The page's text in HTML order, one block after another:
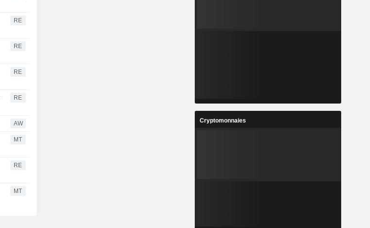
RE
RE
RE
RE
AW
MT
RE
MT
Cryptomonnaies